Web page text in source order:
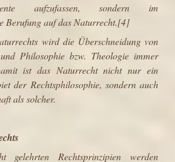
aufzufassen, sondern im
Berufung auf das Naturrecht.[4]
wird die Überschneidung von
Philosophie bzw. Theologieimmer
ist das Naturrecht nicht nur ein
der Rechtsphilosophie, sondern auch
als solcher.
gelehrten Rechtsprinzipien werden